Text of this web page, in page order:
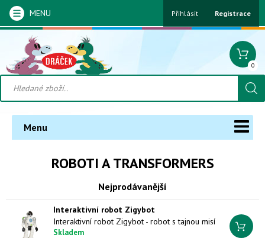
MENU Přihlásit Registrace
0
Menu
ROBOTI A TRANSFORMERS
Nejprodávanější
Interaktivní robot Zigybot
Interaktivní robot Zigybot - robot s tajnou misí
Skladem